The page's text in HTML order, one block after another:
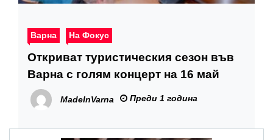
Варна На Фокус
Откриват туристическия сезон във
Варна с голям концерт на 16 май
MadeInVarna Преди 1 година